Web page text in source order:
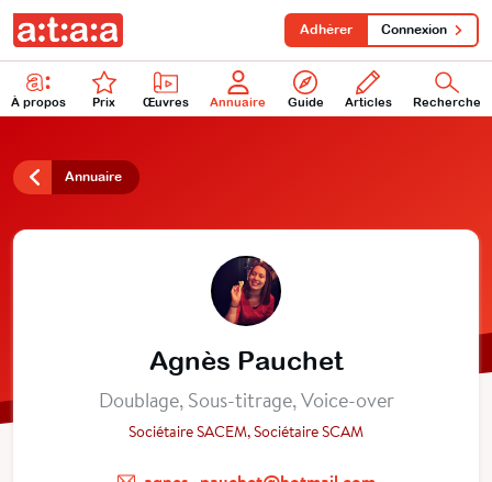
À propos Prix Œuvres Annuaire Guide Articles Recherche
Adhérer Connexion
Annuaire
Agnès Pauchet
Doublage, Sous-titrage, Voice-over
Sociétaire SACEM, Sociétaire SCAM